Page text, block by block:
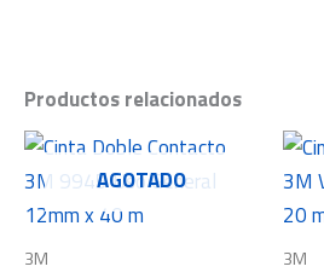
Productos relacionados
AGOTADO
3M 3M